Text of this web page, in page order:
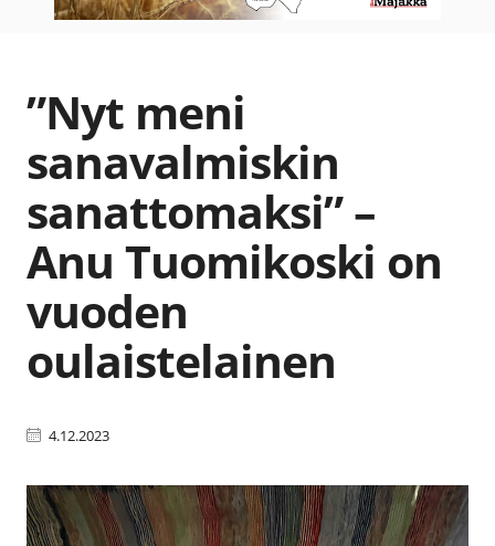
”Nyt meni
sanavalmiskin
sanattomaksi” –
Anu Tuomikoski on
vuoden
oulaistelainen
4.12.2023